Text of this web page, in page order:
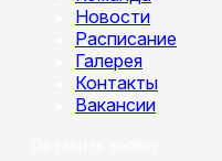
Новости
Расписание
Галерея
Контакты
Вакансии